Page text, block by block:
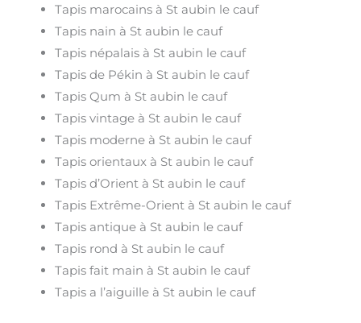
Tapis marocains à St aubin le cauf
Tapis nain à St aubin le cauf
Tapis népalais à St aubin le cauf
Tapis de Pékin à St aubin le cauf
Tapis Qum à St aubin le cauf
Tapis vintage à St aubin le cauf
Tapis moderne à St aubin le cauf
Tapis orientaux à St aubin le cauf
Tapis d’Orient à St aubin le cauf
Tapis Extrême-Orient à St aubin le cauf
Tapis antique à St aubin le cauf
Tapis rond à St aubin le cauf
Tapis fait main à St aubin le cauf
Tapis a l’aiguille à St aubin le cauf